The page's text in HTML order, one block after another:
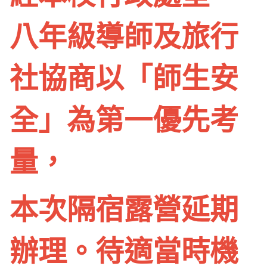
八年級導師及旅行
社協商以「師生安
全」為第一優先考
量，
本次隔宿露營延期
辦理。待適當時機